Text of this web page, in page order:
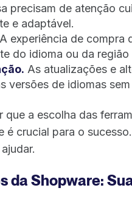
precisam de atenção
e adaptável.
A experiência de compra
do idioma ou da região
As atualizações e
versões de idiomas
que a escolha das
é crucial para o
da Shopware: